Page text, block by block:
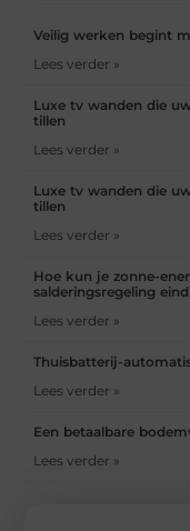
Veilig werken begint
Lees verder »
Luxe tv wanden die
tillen
Lees verder »
Luxe tv wanden die
tillen
Lees verder »
Hoe kun je zonne-
salderingsregeling
Lees verder »
Thuisbatterij-
Lees verder »
Een betaalbare
Lees verder »